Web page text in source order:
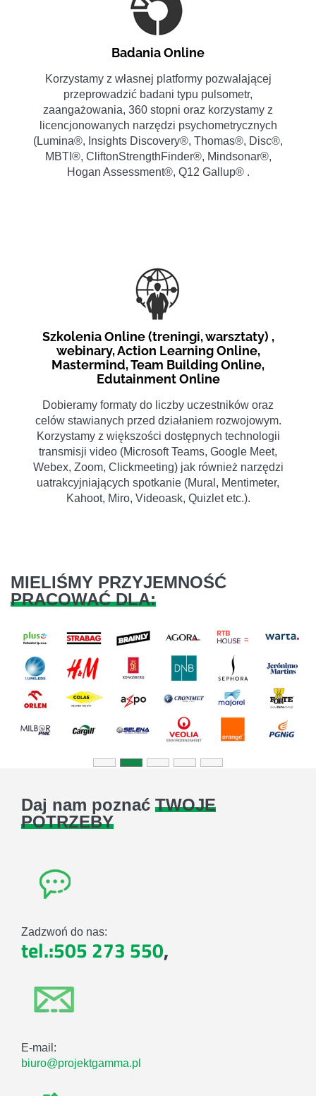
Badania Online
Korzystamy z własnej platformy pozwalającej
przeprowadzić badani typu pulsometr,
zaangażowania, 360 stopni oraz korzystamy z
licencjonowanych narzędzi psychometrycznych
(Lumina®, Insights Discovery®, Thomas®, Disc®,
MBTI®, CliftonStrengthFinder®, Mindsonar®,
Hogan Assessment®, Q12 Gallup® .
Szkolenia Online (treningi, warsztaty) ,
webinary, Action Learning Online,
Mastermind, Team Building Online,
Edutainment Online
Dobieramy formaty do liczby uczestników oraz
celów stawianych przed działaniem rozwojowym.
Korzystamy z większości dostępnych technologii
transmisji video (Microsoft Teams, Google Meet,
Webex, Zoom, Clickmeeting) jak również narzędzi
uatrakcyjniających spotkanie (Mural, Mentimeter,
Kahoot, Miro, Videoask, Quizlet etc.).
MIELIŚMY PRZYJEMNOŚĆ
PRACOWAĆ DLA:
Previous
Daj nam poznać TWOJE
POTRZEBY
Zadzwoń do nas:
tel.:505 273 550,
E-mail:
biuro@projektgamma.pl